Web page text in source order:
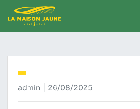
admin | 26/08/2025